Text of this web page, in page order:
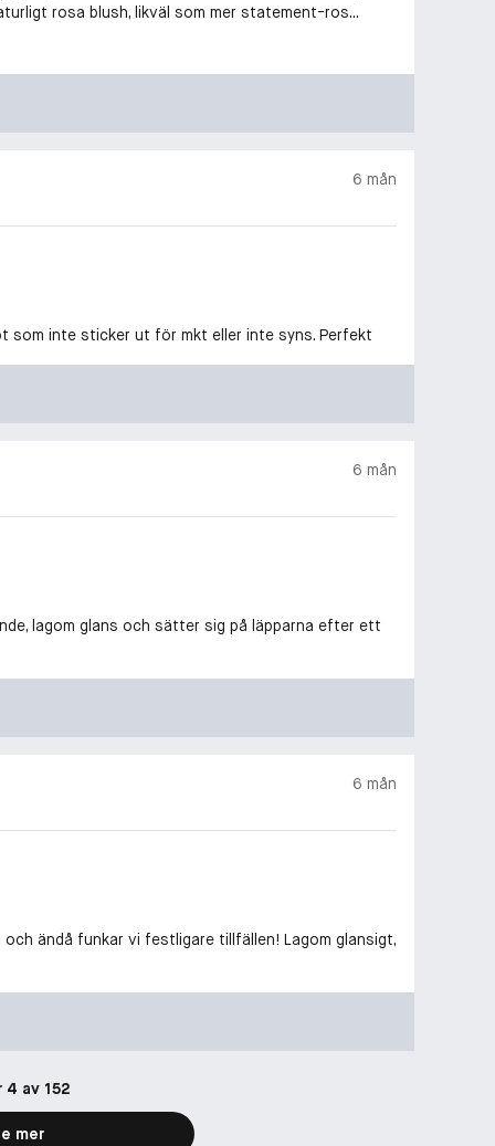
rosa blush, likväl som mer statement-ros...
6 mån
som inte sticker ut för mkt eller inte syns. Perfekt
6 mån
lagom glans och sätter sig på läpparna efter ett
6 mån
ändå funkar vi festligare tillfällen! Lagom glansigt,
4 av 152
mer